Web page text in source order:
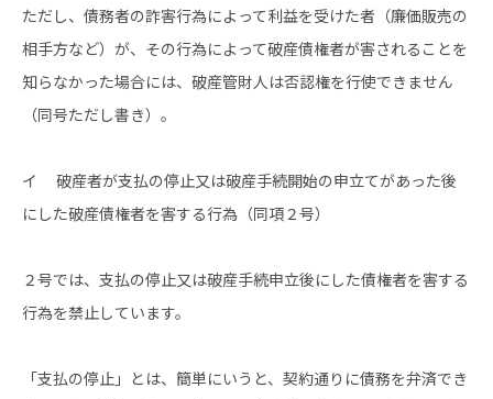
ただし、債務者の詐害行為によって利益を受けた者（廉価販売の
相手方など）が、その行為によって破産債権者が害されることを
知らなかった場合には、破産管財人は否認権を行使できません
（同号ただし書き）。
イ 破産者が支払の停止又は破産手続開始の申立てがあった後
にした破産債権者を害する行為（同項２号）
２号では、支払の停止又は破産手続申立後にした債権者を害する
行為を禁止しています。
「支払の停止」とは、簡単にいうと、契約通りに債務を弁済でき